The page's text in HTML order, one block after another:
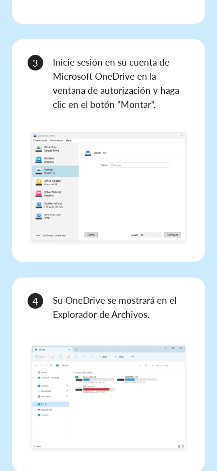
3
Inicie sesión en su cuenta de
Microsoft OneDrive en la
ventana de autorización y haga
clic en el botón "Montar".
4
Su OneDrive se mostrará en el
Explorador de Archivos.